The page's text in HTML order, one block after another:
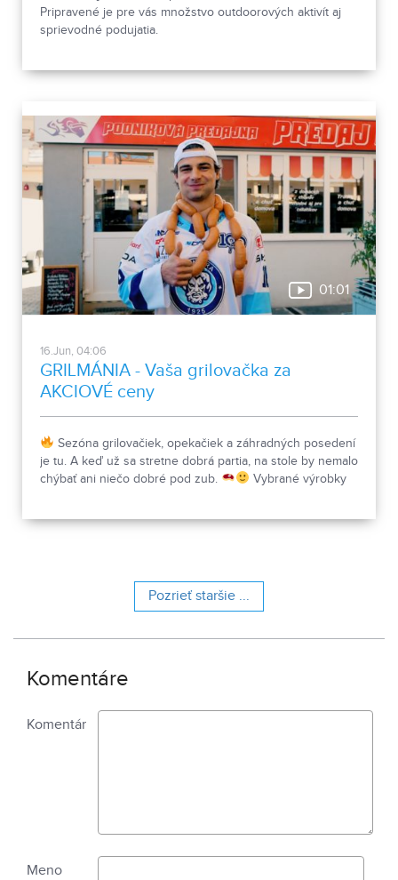
Pripravené je pre vás množstvo outdoorových aktivít aj
sprievodné podujatia.
01:01
16.Jun, 04:06
GRILMÁNIA - Vaša grilovačka za
AKCIOVÉ ceny
Sezóna grilovačiek, opekačiek a záhradných posedení
je tu. A keď už sa stretne dobrá partia, na stole by nemalo
chýbať ani niečo dobré pod zub.
Vybrané výrobky
Pozrieť staršie ...
Komentáre
Komentár
Meno